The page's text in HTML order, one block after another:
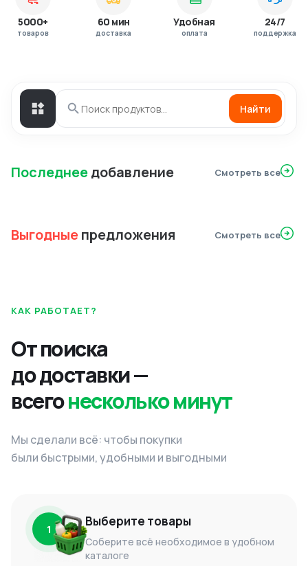
5000+
товаров
60 мин
доставка
Удобная
оплата
24/7
поддержка
Найти
Последнеедобавление Смотреть все
Выгодныепредложения Смотреть все
КАК РАБОТАЕТ?
От поиска
до доставки —
всегонесколько минут
Мы сделали всё: чтобы покупки
были быстрыми, удобными и выгодными
1 Выберите товары
Соберите всё необходимое в удобном
каталоге